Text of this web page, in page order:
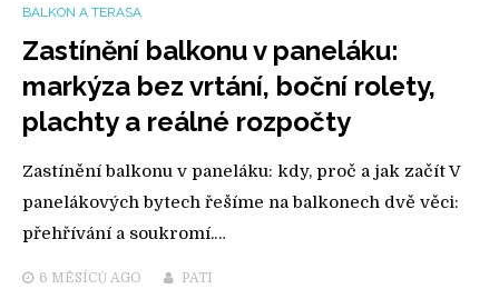
BALKON A TERASA
Zastínění balkonu v paneláku:
markýza bez vrtání, boční rolety,
plachty a reálné rozpočty
Zastínění balkonu v paneláku: kdy, proč a jak začít V
panelákových bytech řešíme na balkonech dvě věci:
přehřívání a soukromí.…
6 MĚSÍCŮ AGO PATI